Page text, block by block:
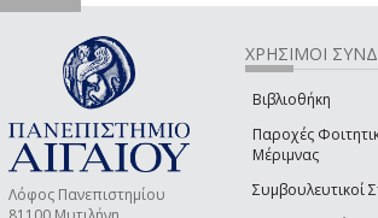
Λόφος Πανεπιστημίου
ΧΡΗΣΙΜΟΙ
Βιβλιοθήκη
Παροχές
Μέριμνας
Συμβουλευτικοί